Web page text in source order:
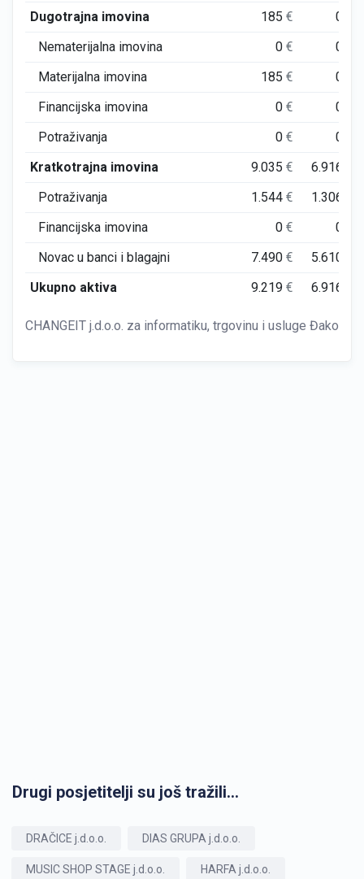
Dugotrajna imovina 185€ 0
Nematerijalna imovina
0€ 0
Materijalna imovina
185€ 0
Financijska imovina
0€ 0
Potraživanja
0€ 0
Kratkotrajna imovina
9.035€ 6.916
Potraživanja
1.544€ 1.306
Financijska imovina
0€ 0
Novac u banci i blagajni
7.490€ 5.610
Ukupno aktiva
9.219€ 6.916
CHANGEIT j.d.o.o. za informatiku, trgovinu i usluge Đakovo
Drugi posjetitelji su još tražili...
DRAČICE j.d.o.o. DIAS GRUPA j.d.o.o.
MUSIC SHOP STAGE j.d.o.o. HARFA j.d.o.o.